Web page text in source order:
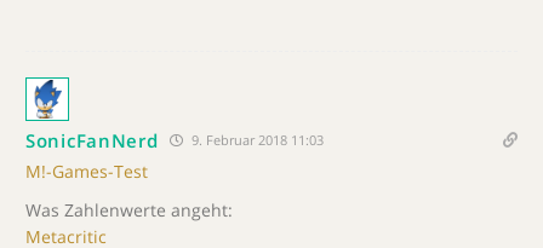
SonicFanNerd 9. Februar 2018 11:03
M!-Games-Test
Was Zahlenwerte angeht:
Metacritic